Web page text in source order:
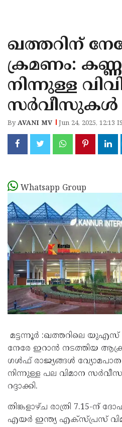
KANNUR
KASARAGOD
ഖത്തറിന്
ക്രമണം:
നിന്നുള്ള
സർവീസുകൾ
ByAVANI MV Jun 24, 2025, 12:13
Whatsapp Group
മട്ടന്നൂർ :ഖത്തറിലെ
നേരേ ഇറാൻ നടത്തിയ
ഗൾഫ് രാജ്യങ്ങൾ
നിന്നുള്ള പല വിമാന
റദ്ദാക്കി.
തിങ്കളാഴ്ച രാത്രി 7.15-ന്
എയർ ഇന്ത്യ എക്സ്പ്രസ്